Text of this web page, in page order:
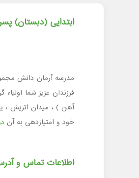
ابتدایی (دبستان)
خود و امتیازدهی به آن
اطلاعات تماس و